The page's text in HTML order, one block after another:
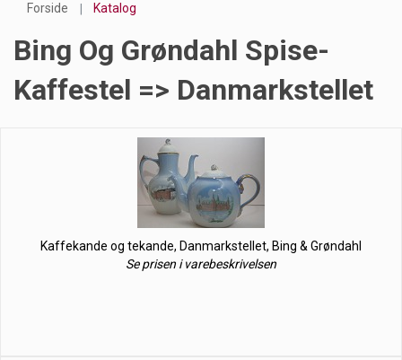
Forside Katalog
Bing Og Grøndahl Spise-
Kaffestel => Danmarkstellet
Kaffekande og tekande, Danmarkstellet, Bing & Grøndahl
Se prisen i varebeskrivelsen